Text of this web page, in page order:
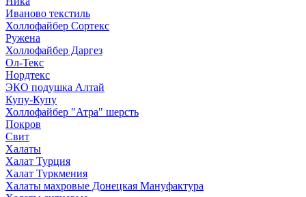
Иваново текстиль
Холлофайбер Сортекс
Ружена
Холлофайбер Даргез
Ол-Текс
Нордтекс
ЭКО подушка Алтай
Купу-Купу
Холлофайбер "Атра" шерсть
Покров
Свит
Халаты
Халат Турция
Халат Туркмения
Халаты махровые Донецкая Мануфактура